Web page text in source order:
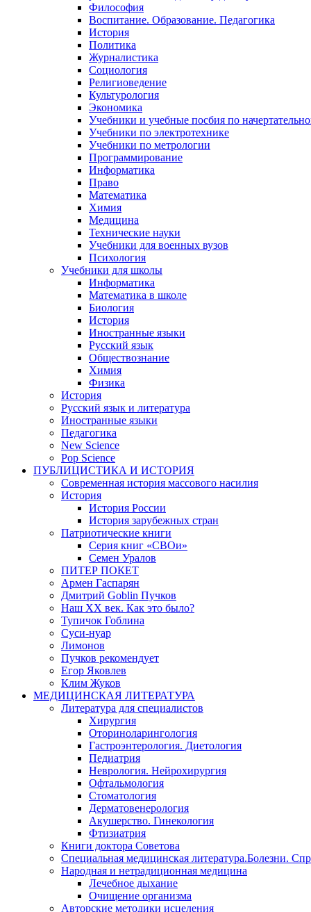
Философия
Воспитание. Образование. Педагогика
История
Политика
Журналистика
Социология
Религиоведение
Культурология
Экономика
Учебники и учебные посбия по
Учебники по электротехнике
Учебники по метрологии
Программирование
Информатика
Право
Математика
Химия
Медицина
Технические науки
Учебники для военных вузов
Психология
Учебники для школы
Информатика
Математика в школе
Биология
История
Иностранные языки
Русский язык
Обществознание
Химия
Физика
История
Русский язык и литература
Иностранные языки
Педагогика
New Science
Pop Science
ПУБЛИЦИСТИКА И ИСТОРИЯ
Современная история массового насилия
История
История России
История зарубежных стран
Патриотические книги
Серия книг «СВОи»
Семен Уралов
ПИТЕР ПОКЕТ
Армен Гаспарян
Дмитрий Goblin Пучков
Наш XX век. Как это было?
Тупичок Гоблина
Суси-нуар
Лимонов
Пучков рекомендует
Егор Яковлев
Клим Жуков
МЕДИЦИНСКАЯ ЛИТЕРАТУРА
Литература для специалистов
Хирургия
Оториноларингология
Гастроэнтерология. Диетология
Педиатрия
Неврология. Нейрохирургия
Офтальмология
Стоматология
Дерматовенерология
Акушерство. Гинекология
Фтизиатрия
Книги доктора Советова
Специальная медицинская литература.Болезни.
Народная и нетрадиционная медицина
Лечебное дыхание
Очищение организма
Авторские методики исцеления